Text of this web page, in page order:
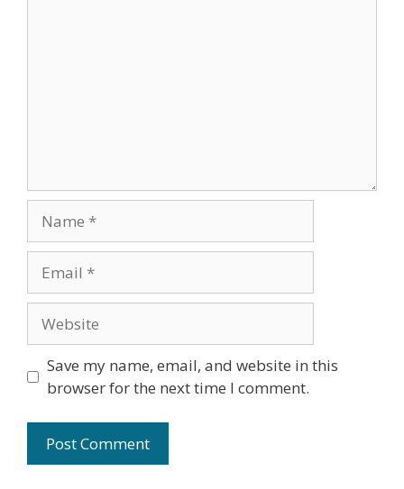
Save my name, email, and website in this
browser for the next time I comment.